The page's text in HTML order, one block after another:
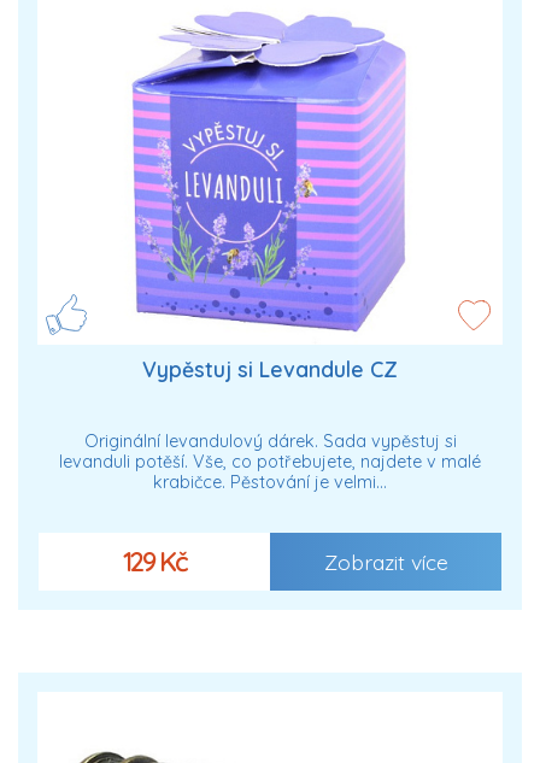
Vypěstuj si Levandule CZ
Originální levandulový dárek. Sada vypěstuj si
levanduli potěší. Vše, co potřebujete, najdete v malé
krabičce. Pěstování je velmi…
129 Kč Zobrazit více